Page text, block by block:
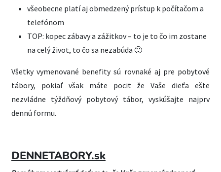
všeobecne platí aj obmedzený prístup k počítačom a
telefónom
TOP: kopec zábavy a zážitkov – to je to čo im zostane
na celý život, to čo sa nezabúda 🙂
Všetky vymenované benefity sú rovnaké aj pre pobytové
tábory, pokiaľ však máte pocit že Vaše dieťa ešte
nezvládne týždňový pobytový tábor, vyskúšajte najprv
dennú formu.
DENNETABORY.sk